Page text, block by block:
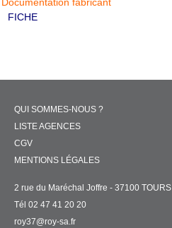
FICHE
QUI SOMMES-NOUS ?
LISTE AGENCES
CGV
MENTIONS LÉGALES
2 rue du Maréchal Joffre - 37100 TOURS
Tél 02 47 41 20 20
roy37@roy-sa.fr